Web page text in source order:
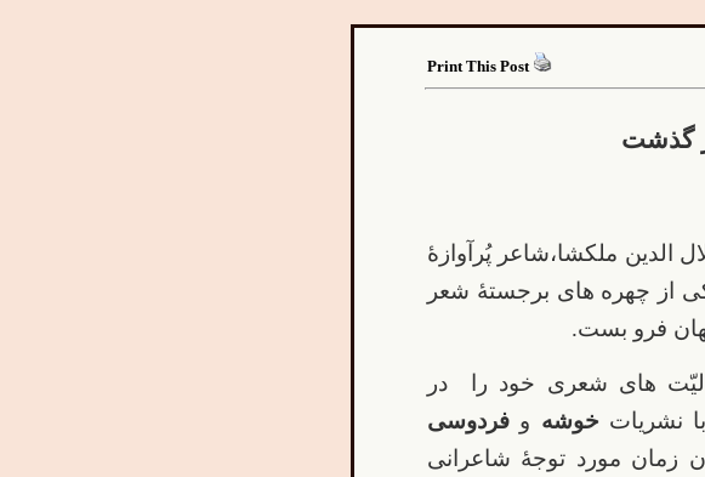
Print This Post
گذشت
الدین ملکشا،شاعر پُرآوازۀ
از چهره های برجستۀ شعر
فرو بست.
های شعری خود را در
خوشه و فردوسی
زمان مورد توجۀ شاعرانی